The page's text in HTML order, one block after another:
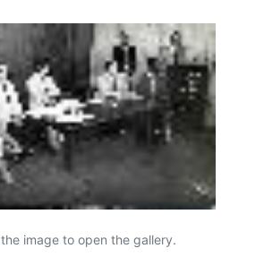
image to open the gallery.